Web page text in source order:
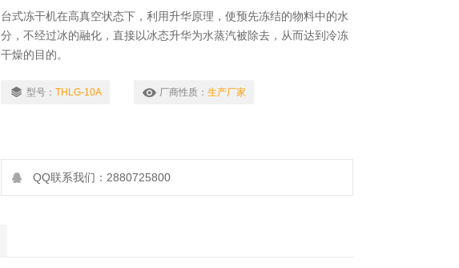
台式冻干机在高真空状态下，利用升华原理，使预先冻结的物料中的水
分，不经过冰的融化，直接以冰态升华为水蒸汽被除去，从而达到冷冻
干燥的目的。
型号： THLG-10A 厂商性质： 生产厂家
QQ联系我们：2880725800